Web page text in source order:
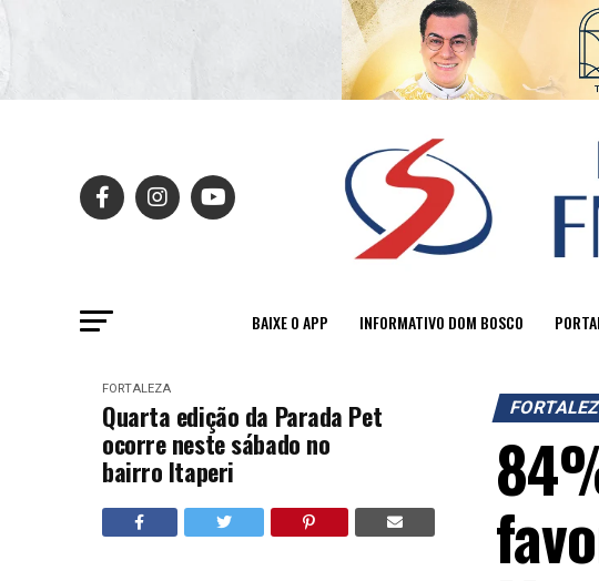
BAIXE O APP INFORMATIVO DOM BOSCO
FORTALEZA
Quarta edição da Parada Pet
ocorre neste sábado no
bairro Itaperi